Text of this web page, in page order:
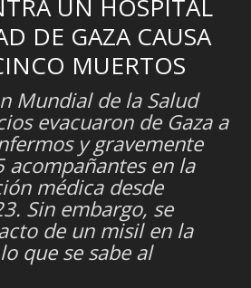
UN HOSPITAL
DE GAZA CAUSA
MUERTOS
Mundial de la Salud
evacuaron de Gaza a
y gravemente
acompañantes en la
médica desde
Sin embargo, se
de un misil en la
que se sabe al